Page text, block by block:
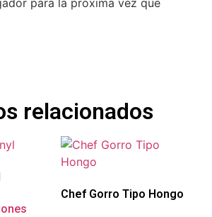
para la próxima vez que
relacionados
Chef Gorro Tipo Hongo